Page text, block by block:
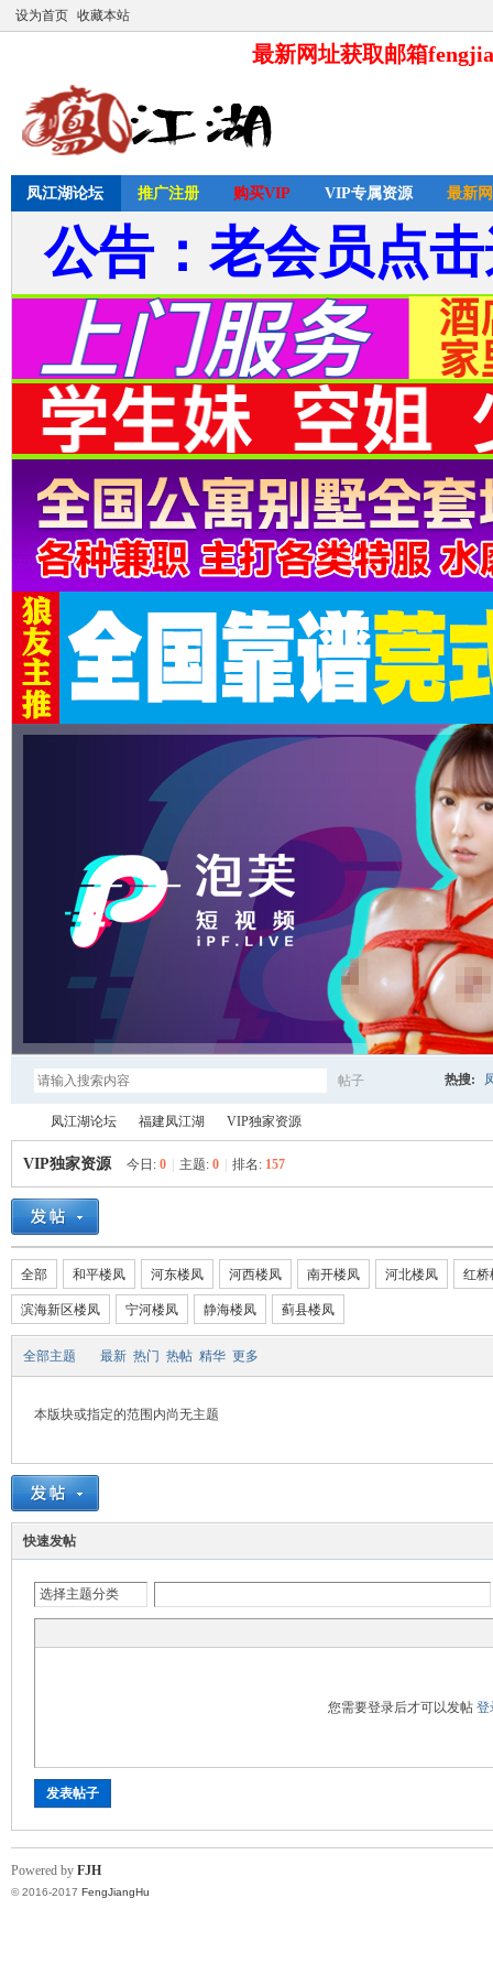
设为首页 收藏本站
最新网址获取邮箱
凤江湖论坛 推广注册 购买VIP VIP专属资源 最新
公告：老会员点
帖子 热搜:
论
»
凤江湖论坛 福建凤江湖 VIP独家资源
VIP独家资源 今日: 0 主题: 0 排名: 157
全部 和平楼凤 河东楼凤 河西楼凤 南开楼凤 河北楼凤 红桥
滨海新区楼凤 宁河楼凤 静海楼凤 蓟县楼凤
全部主题 最新 热门 热帖 精华 更多
本版块或指定的范围内尚无主题
快速发帖
选择主题分类
您需要登录后才可以发帖 登
发表帖子
Powered by FJH
© 2016-2017 FengJiangHu